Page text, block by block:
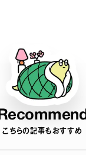
Recommend
こちらの記事もおすすめ